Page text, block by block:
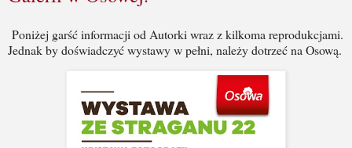
Poniżej garść informacji od Autorki wraz z kilkoma reprodukcjami.
Jednak by doświadczyć wystawy w pełni, należy dotrzeć na Osową.